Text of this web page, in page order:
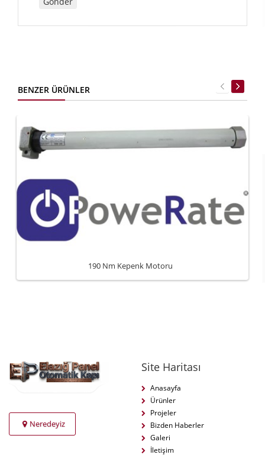
BENZER ÜRÜNLER
190 Nm Kepenk Motoru
Neredeyiz
Site Haritası
Anasayfa
Ürünler
Projeler
Bizden Haberler
Galeri
İletişim